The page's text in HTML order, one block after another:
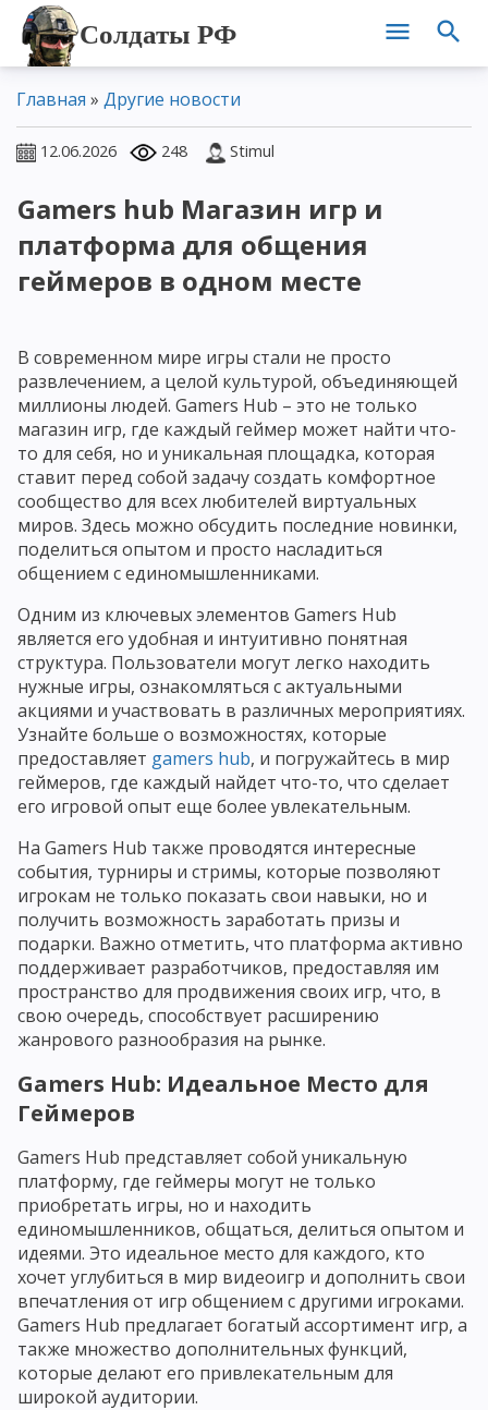
Солдаты РФ
Главная » Другие новости
12.06.2026 248 Stimul
Gamers hub Магазин игр и
платформа для общения
геймеров в одном месте
В современном мире игры стали не просто
развлечением, а целой культурой, объединяющей
миллионы людей. Gamers Hub – это не только
магазин игр, где каждый геймер может найти что-
то для себя, но и уникальная площадка, которая
ставит перед собой задачу создать комфортное
сообщество для всех любителей виртуальных
миров. Здесь можно обсудить последние новинки,
поделиться опытом и просто насладиться
общением с единомышленниками.
Одним из ключевых элементов Gamers Hub
является его удобная и интуитивно понятная
структура. Пользователи могут легко находить
нужные игры, ознакомляться с актуальными
акциями и участвовать в различных мероприятиях.
Узнайте больше о возможностях, которые
предоставляет gamers hub, и погружайтесь в мир
геймеров, где каждый найдет что-то, что сделает
его игровой опыт еще более увлекательным.
На Gamers Hub также проводятся интересные
события, турниры и стримы, которые позволяют
игрокам не только показать свои навыки, но и
получить возможность заработать призы и
подарки. Важно отметить, что платформа активно
поддерживает разработчиков, предоставляя им
пространство для продвижения своих игр, что, в
свою очередь, способствует расширению
жанрового разнообразия на рынке.
Gamers Hub: Идеальное Место для
Геймеров
Gamers Hub представляет собой уникальную
платформу, где геймеры могут не только
приобретать игры, но и находить
единомышленников, общаться, делиться опытом и
идеями. Это идеальное место для каждого, кто
хочет углубиться в мир видеоигр и дополнить свои
впечатления от игр общением с другими игроками.
Gamers Hub предлагает богатый ассортимент игр, а
также множество дополнительных функций,
которые делают его привлекательным для
широкой аудитории.